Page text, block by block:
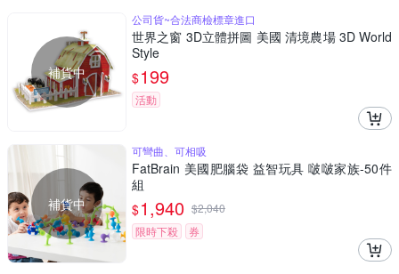
補貨中
公司貨~合法商檢標章進口
世界之窗 3D立體拼圖 美國 清境農場 3D World
Style
$199
活動
補貨中
可彎曲、可相吸
FatBrain 美國肥腦袋 益智玩具 啵啵家族-50件
組
$1,940 $2,040
限時下殺
券